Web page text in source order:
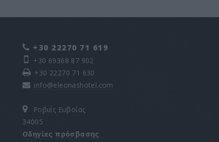
+30 22270 71 619
+30 69368 87 902
+30 22270 71 630
info@eleonashotel.com
Ροβιές Ευβοίας
34005
Οδηγίες πρόσβασης